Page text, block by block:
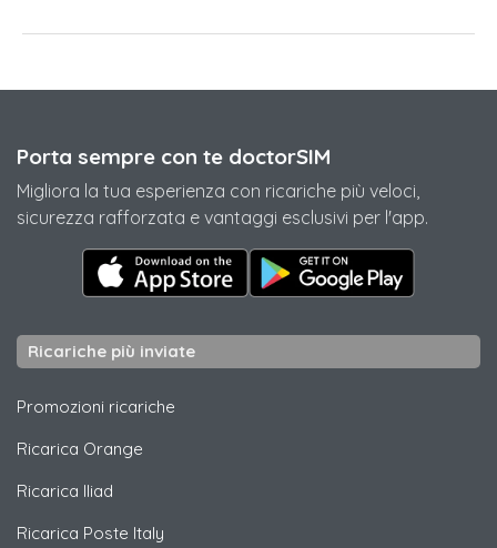
Porta sempre con te doctorSIM
Migliora la tua esperienza con ricariche più veloci,
sicurezza rafforzata e vantaggi esclusivi per l'app.
Ricariche più inviate
Promozioni ricariche
Ricarica Orange
Ricarica Iliad
Ricarica Poste Italy